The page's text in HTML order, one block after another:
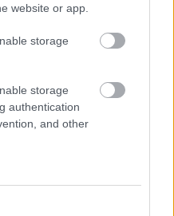
website or app.
storage
storage
authentication
and other